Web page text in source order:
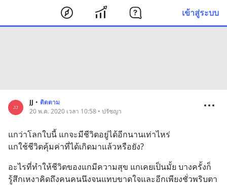
เข้าสู่ระบบ
JJ • ติดตาม
20 พ.ค. 2020 เวลา 10:58 • ปรัชญา
แกว่าโลกใบนี้ แกจะมีชีวิตอยู่ได้อีกนานเท่าไหร่
แกใช้ชีวิตคุ้มค่าที่ได้เกิดมาแล้วหรือยัง?
อะไรที่ทำให้ชีวิตของแกมีความสุข แกเคยเป็นมั้ย บางครั้งก็
รู้สึกเหงาคิดถึงคนคนนึงจนแทบขาดใจและอีกเพียงชั่วพริบตา